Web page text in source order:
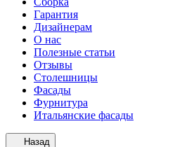
Гарантия
Дизайнерам
О нас
Полезные статьи
Отзывы
Столешницы
Фасады
Фурнитура
Итальянские фасады
Назад